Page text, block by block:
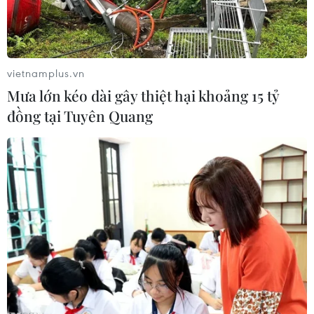
Mưa đá dữ dội trút xuống tại một số địa bàn của huyện Văn
Bàn (tỉnh Lào Cai). (Ảnh: TTXVN phát)
Khoảng 18h30 ngày 24/4, mưa rào kèm mưa đá
dữ dội bất ngờ trút xuống tỉnh Lào Cai.
vietnamplus.vn
Mưa lớn kéo dài gây thiệt hại khoảng 15 tỷ
đồng tại Tuyên Quang